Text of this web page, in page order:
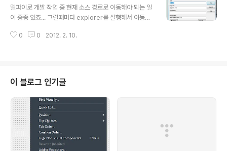
AddClick(Sender: TObje..
델파이로 개발 작업 중 현재 소스 경로로 이동해야 되는 일
이 종종 있죠... 그럴때마다 explorer를 실행해서 이동하
델파이 메뉴에 현재 작업 중인 작업경로를 여는 메뉴를 추
라는 질문에 근처에 있던 외국인 개발자 曰 "뭔 새끼? 탐새
끼?" -_-; 그래서 그 이야기를 들은 저는 그 이후로 탐새끼
라는 단어를 주로 사용합니다. 그러면 위의 탐새끼를 델파
이에 등록해 보겠습니다. 1, Tools > Configure Tools
선택 2, [Add] 버튼 클릭 후 아래와 같이 입력..
0 0 2012. 2. 10.
이 블로그 인기글